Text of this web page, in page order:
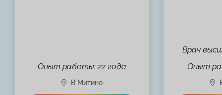
Опыт работы: 22 года
Врач
Опыт